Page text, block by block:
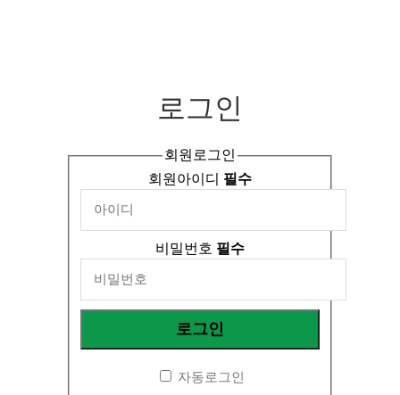
로그인
회원로그인
회원아이디 필수
비밀번호 필수
자동로그인